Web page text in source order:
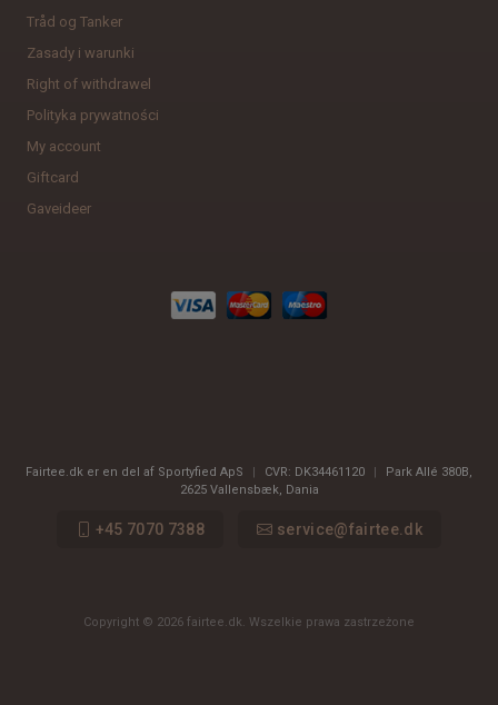
Tråd og Tanker
Zasady i warunki
Right of withdrawel
Polityka prywatności
My account
Giftcard
Gaveideer
Fairtee.dk er en del af Sportyfied ApS | CVR: DK34461120 | Park Allé 380B,
2625 Vallensbæk, Dania
+45 7070 7388 service@fairtee.dk
Copyright © 2026 fairtee.dk. Wszelkie prawa zastrzeżone